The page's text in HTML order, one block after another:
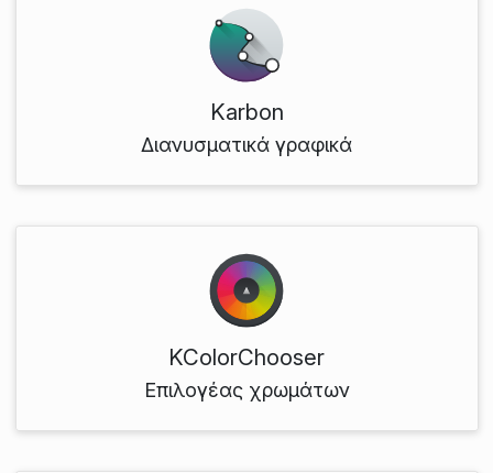
Karbon
Διανυσματικά γραφικά
KColorChooser
Επιλογέας χρωμάτων